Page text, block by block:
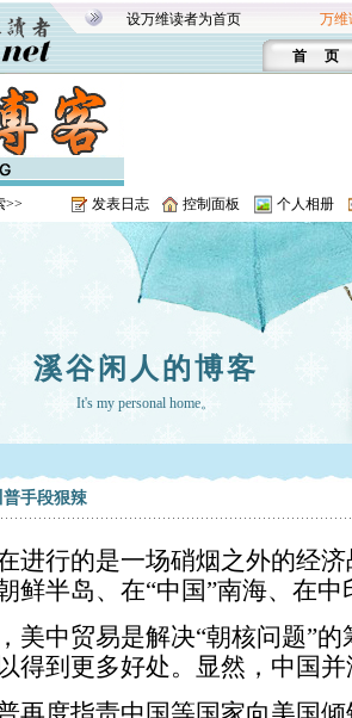
设万维读者为首页 万维
首 页
>> 发表日志 控制面板 个人相册
溪谷闲人的博客
It's my personal home。
手段狠辣
进行的是一场硝烟之外的经
鲜半岛、在“中国”南海、在
美中贸易是解决“朝核问题”
得到更多好处。显然，中国